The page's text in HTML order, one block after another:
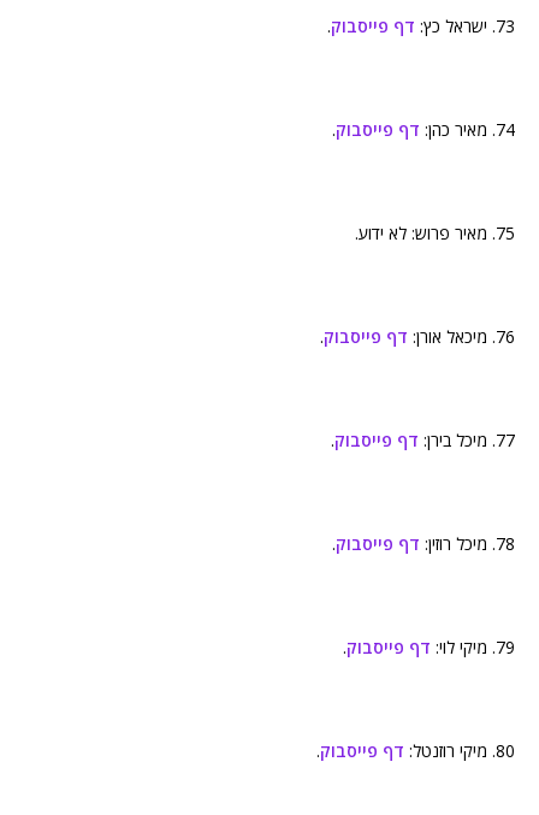
73. ישראל כץ: דף פייסבוק.
74. מאיר כהן: דף פייסבוק.
75. מאיר פרוש: לא ידוע.
76. מיכאל אורן: דף פייסבוק.
77. מיכל בירן: דף פייסבוק.
78. מיכל רוזין: דף פייסבוק.
79. מיקי לוי: דף פייסבוק.
80. מיקי רוזנטל: דף פייסבוק.